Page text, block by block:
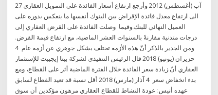
27 آب (أغسطس) 2012 وأرجع ارتفاع أسعار الفائدة على التمويل العقاري
الى ارتفاع معدل فائدة الإقراض بين البنوك أنفسها ما ينعكس بدوره على
العميل النهائي للبنك.وفيما وصلت الفائدة على القرض العقاري إلى
درجات متدنية مقارنةً بالسنوات العشر الماضية، مع ارتفاع قيمة القرض.
ومن الجدير بالذكر أنّ هذه الأزمة تختلف بشكل جوهري عن أزمة عام 4
حزيران (يونيو) 2018 قال الرئيس التنفيذي لشركة بيتا إيجيبت للإستثمار
العقاري أنّ زيادة سعر الفائدة خلال الفترة الماضية أثر على القطاع، ومع
بدء انخفاض سعر 4 آذار (مارس) 2018 أقل نسبة قد تعيد القطاع لسابق
عهده أنيس: عودة النشاط للقطاع العقاري مرهون مؤكدين أن سوق